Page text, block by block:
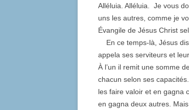
Alléluia. Alléluia. Je vous
uns les autres, comme je
Évangile de Jésus Christ
En ce temps-là, Jésus
appela ses serviteurs et
À l’un il remit une somme
chacun selon ses
les faire valoir et en gagna
en gagna deux autres.